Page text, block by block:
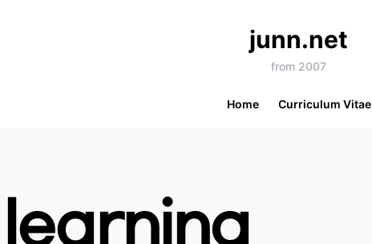
junn.net
from 2007
Home Curriculum Vitae